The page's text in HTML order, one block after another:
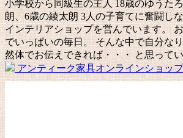
ゲ
ー
シ
ョ
ン
小学校から同級生の主人 18歳のゆうた
朗、6歳の綾太朗 3人の子育てに奮闘し
インテリアショップを営んでいます。
でいっぱいの毎日。 そんな中で自分な
然体でお伝えできれば・・・ と思って
アンティーク家具オンラインショップ